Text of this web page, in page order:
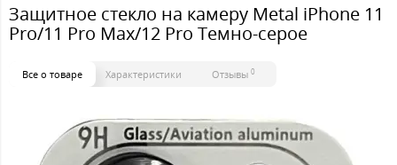
Защитное стекло на камеру Metal iPhone 11
Pro/11 Pro Max/12 Pro Темно-серое
Все о товаре Характеристики Отзывы 0